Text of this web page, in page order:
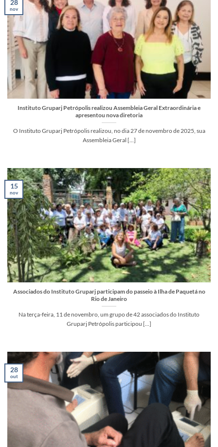
Instituto Gruparj Petrópolis realizou Assembleia Geral Extraordinária e
apresentou nova diretoria
O Instituto Gruparj Petrópolis realizou, no dia 27 de novembro de 2025, sua
Assembleia Geral [...]
28
nov
Associados do Instituto Gruparj participam do passeio à Ilha de Paquetá no
Rio de Janeiro
Na terça-feira, 11 de novembro, um grupo de 42 associados do Instituto
Gruparj Petrópolis participou [...]
15
nov
28
out